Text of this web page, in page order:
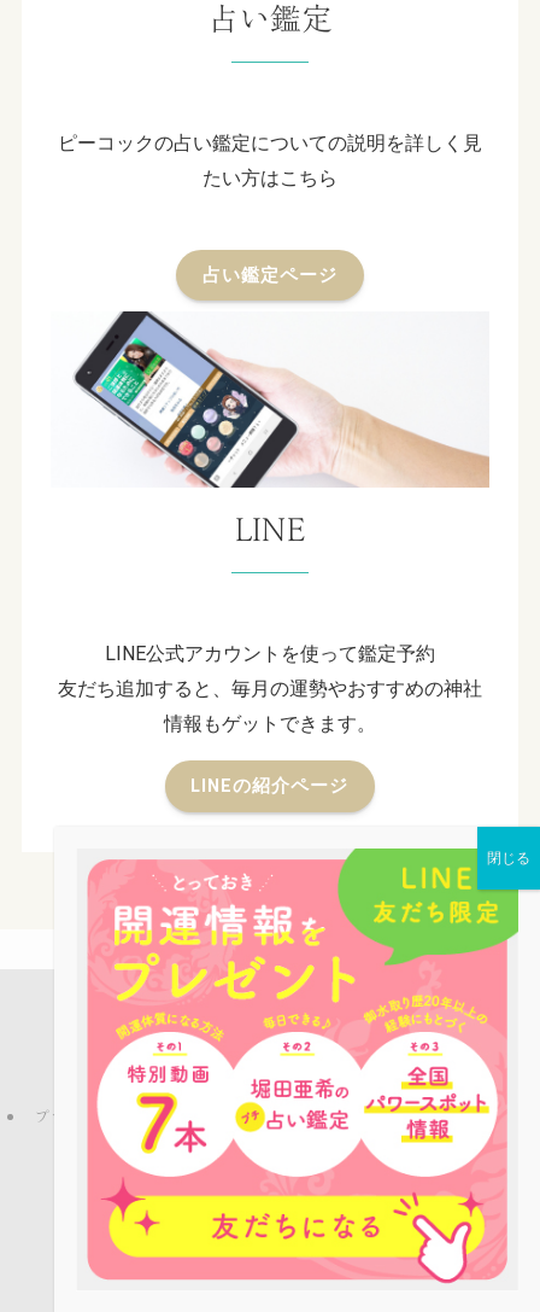
占い鑑定
ピーコックの占い鑑定についての説明を詳しく見
たい方はこちら
占い鑑定ページ
LINE
LINE公式アカウントを使って鑑定予約
友だち追加すると、毎月の運勢やおすすめの神社
情報もゲットできます。
LINEの紹介ページ
店舗案内 占い鑑定 パワーストーン
お役立ち情報
ピーコックLINE公式アカウントのご紹介
ブログ
プライバシーポリシー
特定商取引法 ご利用規約
お問い合わせ
会社概要
Copyright © パワーストーンカフェPEACOCK All rights reserved.